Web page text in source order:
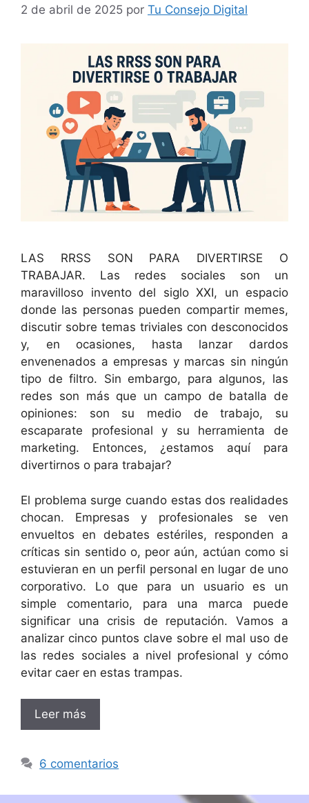
2 de abril de 2025 por Tu Consejo Digital
LAS RRSS SON PARA DIVERTIRSE O
TRABAJAR. Las redes sociales son un
maravilloso invento del siglo XXI, un espacio
donde las personas pueden compartir memes,
discutir sobre temas triviales con desconocidos
y, en ocasiones, hasta lanzar dardos
envenenados a empresas y marcas sin ningún
tipo de filtro. Sin embargo, para algunos, las
redes son más que un campo de batalla de
opiniones: son su medio de trabajo, su
escaparate profesional y su herramienta de
marketing. Entonces, ¿estamos aquí para
divertirnos o para trabajar?
El problema surge cuando estas dos realidades
chocan. Empresas y profesionales se ven
envueltos en debates estériles, responden a
críticas sin sentido o, peor aún, actúan como si
estuvieran en un perfil personal en lugar de uno
corporativo. Lo que para un usuario es un
simple comentario, para una marca puede
significar una crisis de reputación. Vamos a
analizar cinco puntos clave sobre el mal uso de
las redes sociales a nivel profesional y cómo
evitar caer en estas trampas.
Leer más
6 comentarios